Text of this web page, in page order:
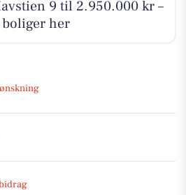
9 til 2.950.000 kr –
boliger her